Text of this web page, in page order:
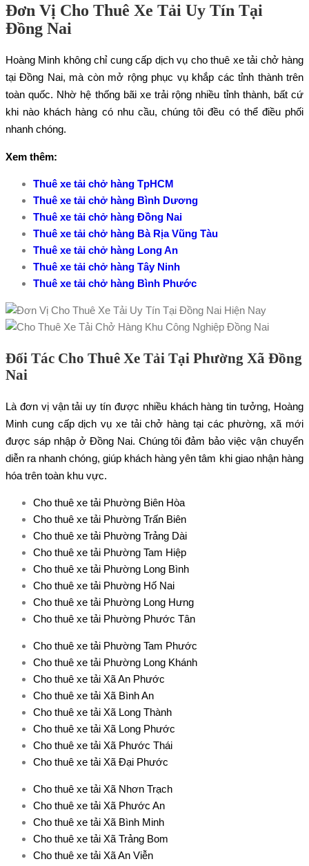
Đơn Vị Cho Thuê Xe Tải Uy Tín Tại
Đồng Nai
Hoàng Minh không chỉ cung cấp dịch vụ cho thuê xe tải chở hàng
tại Đồng Nai, mà còn mở rộng phục vụ khắp các tỉnh thành trên
toàn quốc. Nhờ hệ thống bãi xe trải rộng nhiều tỉnh thành, bất cứ
khi nào khách hàng có nhu cầu, chúng tôi đều có thể điều phối
nhanh chóng.
Xem thêm:
Thuê xe tải chở hàng TpHCM
Thuê xe tải chở hàng Bình Dương
Thuê xe tải chở hàng Đồng Nai
Thuê xe tải chở hàng Bà Rịa Vũng Tàu
Thuê xe tải chở hàng Long An
Thuê xe tải chở hàng Tây Ninh
Thuê xe tải chở hàng Bình Phước
Đối Tác Cho Thuê Xe Tải Tại Phường Xã Đồng
Nai
Là đơn vị vận tải uy tín được nhiều khách hàng tin tưởng, Hoàng
Minh cung cấp dịch vụ xe tải chở hàng tại các phường, xã mới
được sáp nhập ở Đồng Nai. Chúng tôi đảm bảo việc vận chuyển
diễn ra nhanh chóng, giúp khách hàng yên tâm khi giao nhận hàng
hóa trên toàn khu vực.
Cho thuê xe tải Phường Biên Hòa
Cho thuê xe tải Phường Trấn Biên
Cho thuê xe tải Phường Trảng Dài
Cho thuê xe tải Phường Tam Hiệp
Cho thuê xe tải Phường Long Bình
Cho thuê xe tải Phường Hố Nai
Cho thuê xe tải Phường Long Hưng
Cho thuê xe tải Phường Phước Tân
Cho thuê xe tải Phường Tam Phước
Cho thuê xe tải Phường Long Khánh
Cho thuê xe tải Xã An Phước
Cho thuê xe tải Xã Bình An
Cho thuê xe tải Xã Long Thành
Cho thuê xe tải Xã Long Phước
Cho thuê xe tải Xã Phước Thái
Cho thuê xe tải Xã Đại Phước
Cho thuê xe tải Xã Nhơn Trạch
Cho thuê xe tải Xã Phước An
Cho thuê xe tải Xã Bình Minh
Cho thuê xe tải Xã Trảng Bom
Cho thuê xe tải Xã An Viễn